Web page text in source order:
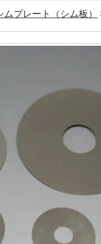
ムプレート（シム板）